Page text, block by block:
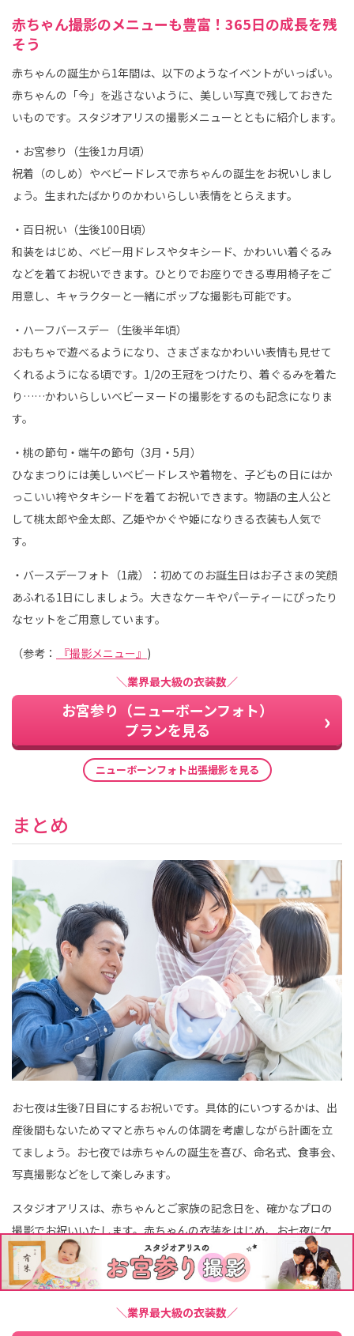
赤ちゃん撮影のメニューも豊富！365日の成長を残
そう
赤ちゃんの誕生から1年間は、以下のようなイベントがいっぱい。
赤ちゃんの「今」を逃さないように、美しい写真で残しておきた
いものです。スタジオアリスの撮影メニューとともに紹介します。
・お宮参り（生後1カ月頃）
祝着（のしめ）やベビードレスで赤ちゃんの誕生をお祝いしまし
ょう。生まれたばかりのかわいらしい表情をとらえます。
・百日祝い（生後100日頃）
和装をはじめ、ベビー用ドレスやタキシード、かわいい着ぐるみ
などを着てお祝いできます。ひとりでお座りできる専用椅子をご
用意し、キャラクターと一緒にポップな撮影も可能です。
・ハーフバースデー（生後半年頃）
おもちゃで遊べるようになり、さまざまなかわいい表情も見せて
くれるようになる頃です。1/2の王冠をつけたり、着ぐるみを着た
り……かわいらしいベビーヌードの撮影をするのも記念になりま
す。
・桃の節句・端午の節句（3月・5月）
ひなまつりには美しいベビードレスや着物を、子どもの日にはか
っこいい袴やタキシードを着てお祝いできます。物語の主人公と
して桃太郎や金太郎、乙姫やかぐや姫になりきる衣装も人気で
す。
・バースデーフォト（1歳）：初めてのお誕生日はお子さまの笑顔
あふれる1日にしましょう。大きなケーキやパーティーにぴったり
なセットをご用意しています。
（参考： 『撮影メニュー』 )
＼業界最大級の衣装数／
お宮参り（ニューボーンフォト）
プランを見る
ニューボーンフォト出張撮影を見る
まとめ
お七夜は生後7日目にするお祝いです。具体的にいつするかは、出
産後間もないためママと赤ちゃんの体調を考慮しながら計画を立
てましょう。お七夜では赤ちゃんの誕生を喜び、命名式、食事会、
写真撮影などをして楽しみます。
スタジオアリスは、赤ちゃんとご家族の記念日を、確かなプロの
撮影でお祝いいたします。赤ちゃんの衣装をはじめ、お七夜に欠
かせない命名書もご用意しておりますので、ぜひスタジオアリス
をご利用ください。
＼業界最大級の衣装数／